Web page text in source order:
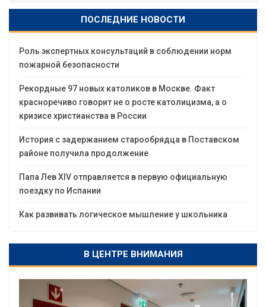
ПОСЛЕДНИЕ НОВОСТИ
Роль экспертных консультаций в соблюдении норм
пожарной безопасности
Рекордные 97 новых католиков в Москве. Факт
красноречиво говорит не о росте католицизма, а о
кризисе христианства в России
История с задержанием старообрядца в Поставском
районе получила продолжение
Папа Лев XIV отправляется в первую официальную
поездку по Испании
Как развивать логическое мышление у школьника
В ЦЕНТРЕ ВНИМАНИЯ